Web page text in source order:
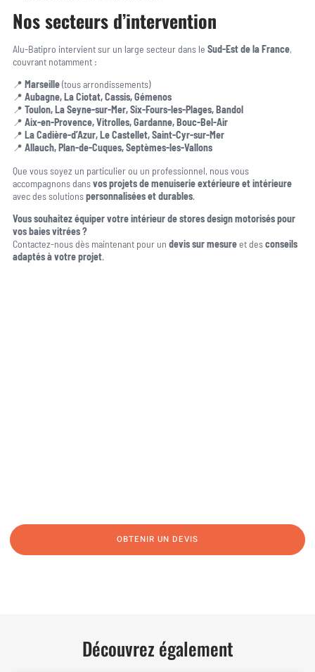
Nos secteurs d’intervention
Alu-Batipro intervient sur un large secteur dans le Sud-Est de la France,
couvrant notamment :
📍 Marseille(tous arrondissements)
📍 Aubagne, La Ciotat, Cassis, Gémenos
📍 Toulon, La Seyne-sur-Mer, Six-Fours-les-Plages, Bandol
📍 Aix-en-Provence, Vitrolles, Gardanne, Bouc-Bel-Air
📍 La Cadière-d’Azur, Le Castellet, Saint-Cyr-sur-Mer
📍 Allauch, Plan-de-Cuques, Septèmes-les-Vallons
Que vous soyez un particulier ou un professionnel, nous vous
accompagnons dansvos projets de menuiserie extérieure et intérieure
avec des solutionspersonnalisées et durables.
Vous souhaitez équiper votre intérieur de stores design motorisés pour
vos baies vitrées ?
Contactez-nous dès maintenant pour un devis sur mesureet desconseils
adaptés à votre projet.
OBTENIR UN DEVIS
Découvrez également